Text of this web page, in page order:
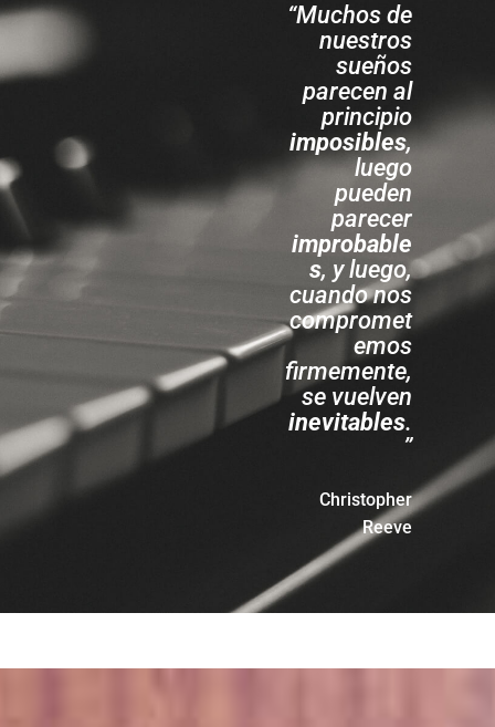
“Muchos de
nuestros
sueños
parecen al
principio
imposibles,
luego
pueden
parecer
improbable
s, y luego,
cuando nos
compromet
emos
firmemente,
se vuelven
inevitables.
”
Christopher
Reeve